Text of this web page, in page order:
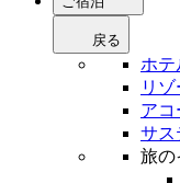
戻る
ホテ
リゾ
アコ
サス
旅の